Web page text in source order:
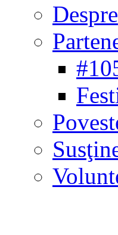
Despre